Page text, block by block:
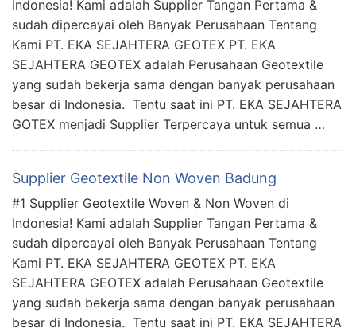
Indonesia! Kami adalah Supplier Tangan Pertama &
sudah dipercayai oleh Banyak Perusahaan Tentang
Kami PT. EKA SEJAHTERA GEOTEX PT. EKA
SEJAHTERA GEOTEX adalah Perusahaan Geotextile
yang sudah bekerja sama dengan banyak perusahaan
besar di Indonesia. Tentu saat ini PT. EKA SEJAHTERA
GOTEX menjadi Supplier Terpercaya untuk semua …
Supplier Geotextile Non Woven Badung
#1 Supplier Geotextile Woven & Non Woven di
Indonesia! Kami adalah Supplier Tangan Pertama &
sudah dipercayai oleh Banyak Perusahaan Tentang
Kami PT. EKA SEJAHTERA GEOTEX PT. EKA
SEJAHTERA GEOTEX adalah Perusahaan Geotextile
yang sudah bekerja sama dengan banyak perusahaan
besar di Indonesia. Tentu saat ini PT. EKA SEJAHTERA